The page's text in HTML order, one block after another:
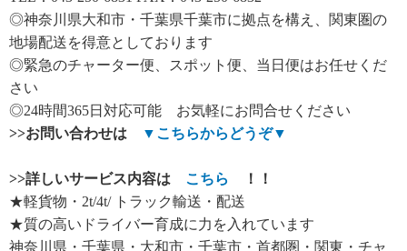
◎神奈川県大和市・千葉県千葉市に拠点を構え、関東圏の
地場配送を得意としております
◎緊急のチャーター便、スポット便、当日便はお任せくだ
さい
◎24時間365日対応可能 お気軽にお問合せください
>>お問い合わせは ▼ こちらからどうぞ▼
>>詳しいサービス内容は こちら
！！
★軽貨物・2t/4t/ トラック輸送・配送
★質の高いドライバー育成に力を入れています
神奈川県・千葉県・大和市・千葉市・首都圏・関東・チャ